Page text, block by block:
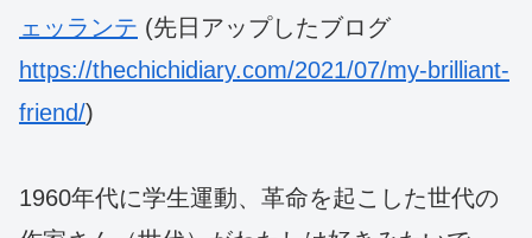
ェッランテ (先日アップしたブログ
https://thechichidiary.com/2021/07/my-brilliant-
friend/)
1960年代に学生運動、革命を起こした世代の